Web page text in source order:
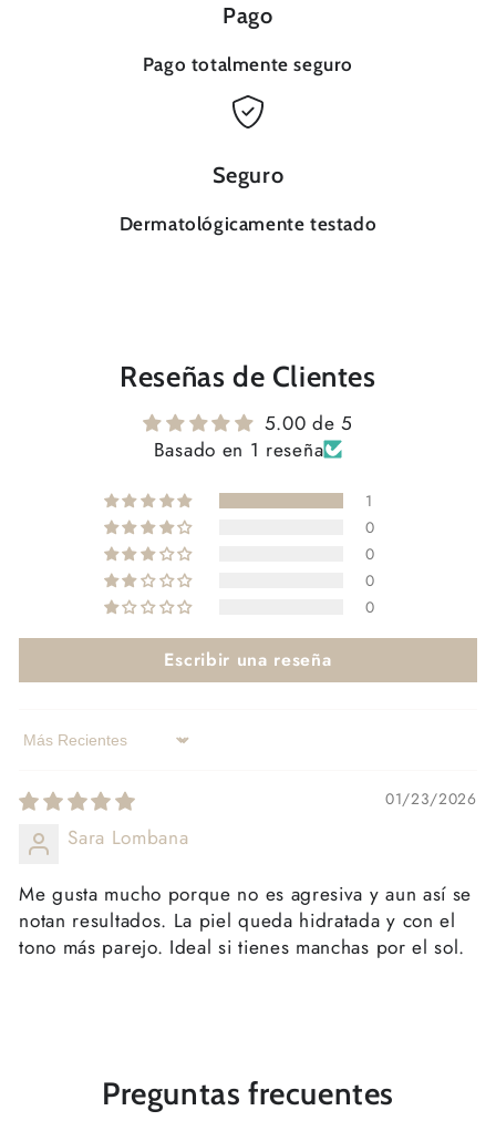
Pago
Pago totalmente seguro
Seguro
Dermatológicamente testado
Reseñas de Clientes
5.00 de 5
Basado en 1 reseña
1
0
0
0
0
Escribir una reseña
Sort by
01/23/2026
Sara Lombana
Me gusta mucho porque no es agresiva y aun así se
notan resultados. La piel queda hidratada y con el
tono más parejo. Ideal si tienes manchas por el sol.
Preguntas frecuentes